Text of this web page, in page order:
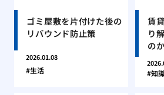
ゴミ屋敷を片付けた後の
リバウンド防止策
2026.01.08
生活
賃
り
のか
知